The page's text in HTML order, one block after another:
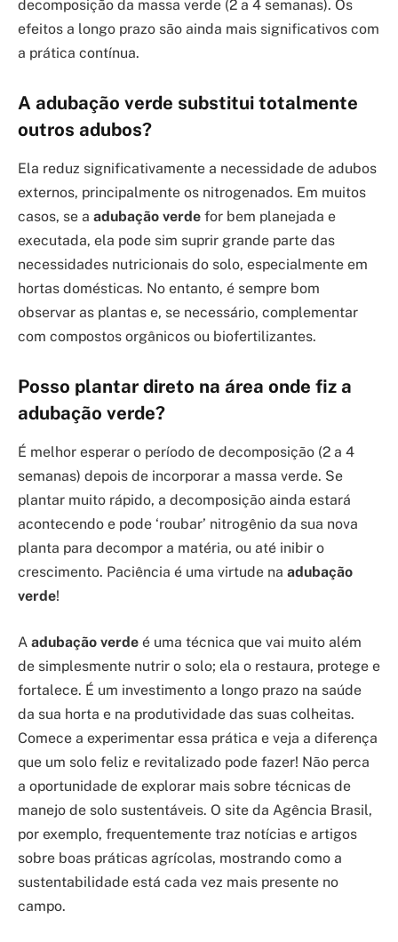
decomposição da massa verde (2 a 4 semanas). Os
efeitos a longo prazo são ainda mais significativos com
a prática contínua.
A adubação verde substitui totalmente
outros adubos?
Ela reduz significativamente a necessidade de adubos
externos, principalmente os nitrogenados. Em muitos
casos, se a adubação verde for bem planejada e
executada, ela pode sim suprir grande parte das
necessidades nutricionais do solo, especialmente em
hortas domésticas. No entanto, é sempre bom
observar as plantas e, se necessário, complementar
com compostos orgânicos ou biofertilizantes.
Posso plantar direto na área onde fiz a
adubação verde?
É melhor esperar o período de decomposição (2 a 4
semanas) depois de incorporar a massa verde. Se
plantar muito rápido, a decomposição ainda estará
acontecendo e pode ‘roubar’ nitrogênio da sua nova
planta para decompor a matéria, ou até inibir o
crescimento. Paciência é uma virtude na adubação
verde!
A adubação verde é uma técnica que vai muito além
de simplesmente nutrir o solo; ela o restaura, protege e
fortalece. É um investimento a longo prazo na saúde
da sua horta e na produtividade das suas colheitas.
Comece a experimentar essa prática e veja a diferença
que um solo feliz e revitalizado pode fazer! Não perca
a oportunidade de explorar mais sobre técnicas de
manejo de solo sustentáveis. O site da Agência Brasil,
por exemplo, frequentemente traz notícias e artigos
sobre boas práticas agrícolas, mostrando como a
sustentabilidade está cada vez mais presente no
campo.